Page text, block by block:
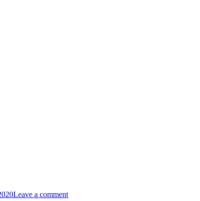
Leave a comment